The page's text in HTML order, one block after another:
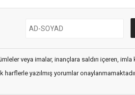
veya imalar, inançlara saldırı içeren, imla
harflerle yazılmış yorumlar